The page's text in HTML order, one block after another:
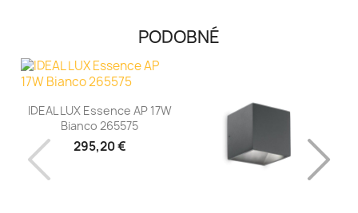
PODOBNÉ
IDEAL LUX Essence AP 17W
Bianco 265575
295,20 €